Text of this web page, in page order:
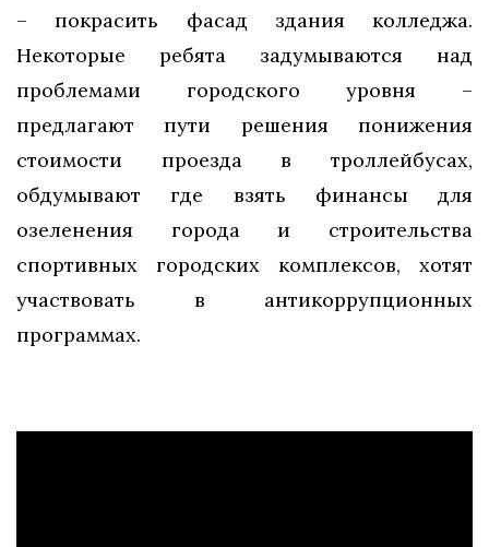
– покрасить фасад здания колледжа.
Некоторые ребята задумываются над
проблемами городского уровня –
предлагают пути решения понижения
стоимости проезда в троллейбусах,
обдумывают где взять финансы для
озеленения города и строительства
спортивных городских комплексов, хотят
участвовать в антикоррупционных
программах.